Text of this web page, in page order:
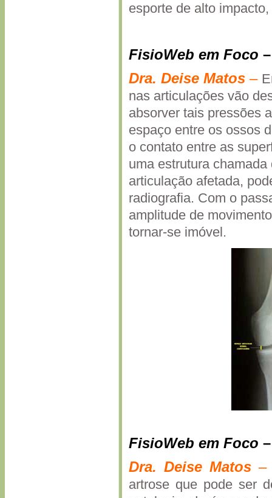
esporte de alto
FisioWeb em Foco
Dra. Deise Matos –
nas articulações vão
absorver tais pressões
espaço entre os ossos
o contato entre as
uma estrutura
articulação afetada,
radiografia. Com o
amplitude de
tornar-se imóvel.
FisioWeb em Foco
Dra. Deise Matos
artrose que pode ser